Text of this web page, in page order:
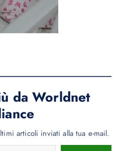
da Worldnet
articoli inviati alla tua e-mail.